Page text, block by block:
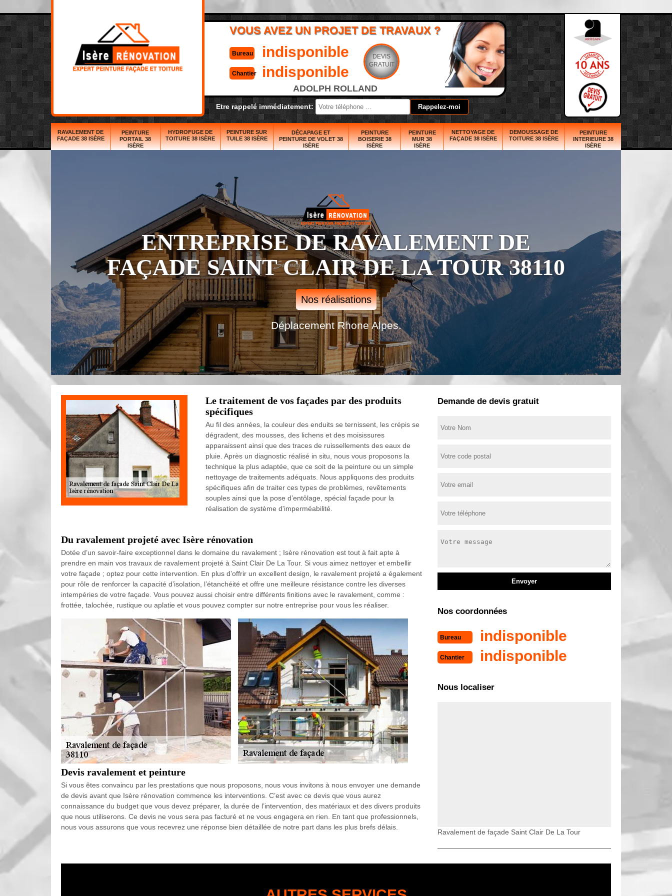
VOUS AVEZ UN PROJET DE TRAVAUX ?
Bureau indisponible
Chantier indisponible
DEVIS
GRATUIT
ADOLPH ROLLAND
Etre rappelé immédiatement:
RAVALEMENT DE
FAÇADE 38 ISÈRE
PEINTURE
PORTAIL 38
ISÈRE
HYDROFUGE DE
TOITURE 38 ISÈRE
PEINTURE SUR
TUILE 38 ISÈRE
DÉCAPAGE ET
PEINTURE DE VOLET 38
ISÈRE
PEINTURE
BOISERIE 38
ISÈRE
PEINTURE
MUR 38
ISÈRE
NETTOYAGE DE
FAÇADE 38 ISÈRE
DEMOUSSAGE DE
TOITURE 38 ISÈRE
PEINTURE
INTERIEURE 38
ISÈRE
ENTREPRISE DE RAVALEMENT DE
FAÇADE SAINT CLAIR DE LA TOUR 38110
Nos réalisations
Déplacement Rhone Alpes.
Le traitement de vos façades par des produits
spécifiques
Au fil des années, la couleur des enduits se ternissent, les crépis se
dégradent, des mousses, des lichens et des moisissures
apparaissent ainsi que des traces de ruissellements des eaux de
pluie. Après un diagnostic réalisé in situ, nous vous proposons la
technique la plus adaptée, que ce soit de la peinture ou un simple
nettoyage de traitements adéquats. Nous appliquons des produits
spécifiques afin de traiter ces types de problèmes, revêtements
souples ainsi que la pose d’entôlage, spécial façade pour la
réalisation de système d'imperméabilité.
Du ravalement projeté avec Isère rénovation
Dotée d’un savoir-faire exceptionnel dans le domaine du ravalement ; Isère rénovation est tout à fait apte à
prendre en main vos travaux de ravalement projeté à Saint Clair De La Tour. Si vous aimez nettoyer et embellir
votre façade ; optez pour cette intervention. En plus d’offrir un excellent design, le ravalement projeté a également
pour rôle de renforcer la capacité d’isolation, l’étanchéité et offre une meilleure résistance contre les diverses
intempéries de votre façade. Vous pouvez aussi choisir entre différents finitions avec le ravalement, comme :
frottée, talochée, rustique ou aplatie et vous pouvez compter sur notre entreprise pour vous les réaliser.
Devis ravalement et peinture
Si vous êtes convaincu par les prestations que nous proposons, nous vous invitons à nous envoyer une demande
de devis avant que Isère rénovation commence les interventions. C’est avec ce devis que vous aurez
connaissance du budget que vous devez préparer, la durée de l’intervention, des matériaux et des divers produits
que nous utiliserons. Ce devis ne vous sera pas facturé et ne vous engagera en rien. En tant que professionnels,
nous vous assurons que vous recevrez une réponse bien détaillée de notre part dans les plus brefs délais.
Isère rénovation. Nous pouvons appliquer un crépi de façade sur divers types de matériaux de façade, comme : la
Demande de devis gratuit
Nos coordonnées
Bureau indisponible
Chantier indisponible
Nous localiser
Ravalement de façade Saint Clair De La Tour